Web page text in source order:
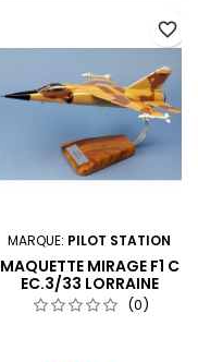
MARQUE: PILOT STATION
MAQUETTE MIRAGE F1 C
EC.3/33 LORRAINE
(0)
favorite_border